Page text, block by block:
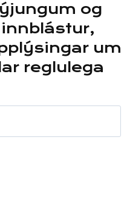
og
um
reglulega